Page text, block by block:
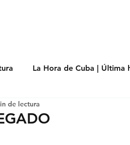
La Hora de Cuba | Última
Entrevistas
de lectura